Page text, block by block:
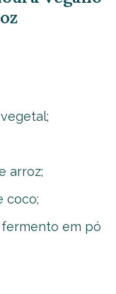
arroz;
coco;
em pó